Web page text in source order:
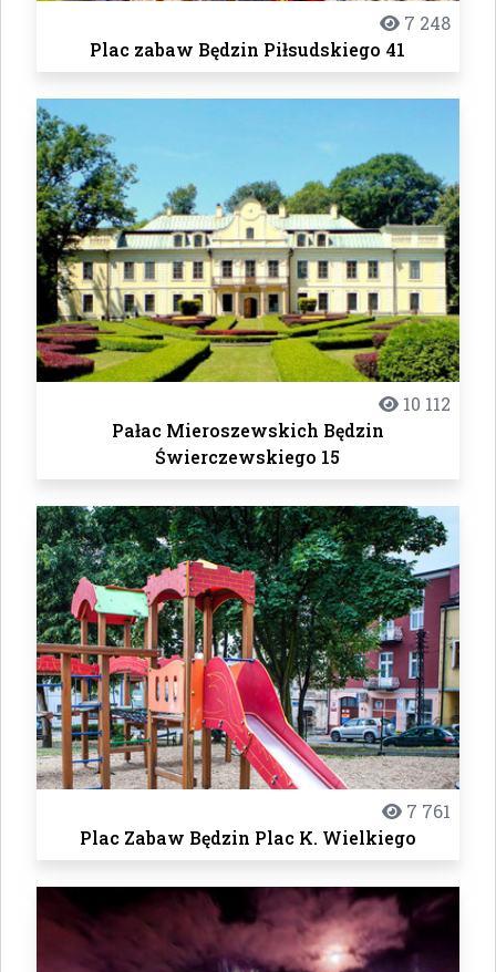
7 248
Plac zabaw Będzin Piłsudskiego 41
10 112
Pałac Mieroszewskich Będzin
Świerczewskiego 15
7 761
Plac Zabaw Będzin Plac K. Wielkiego